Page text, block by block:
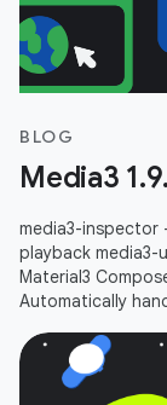
BLOG
Media3
media3-
playback media3-
Material3
Automatically